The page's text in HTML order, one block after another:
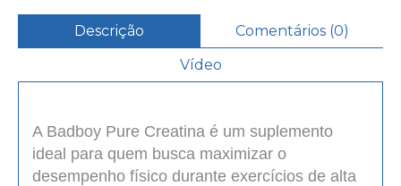
Descrição
Comentários (0)
Vídeo
A Badboy Pure Creatina é um suplemento
ideal para quem busca maximizar o
desempenho físico durante exercícios de alta